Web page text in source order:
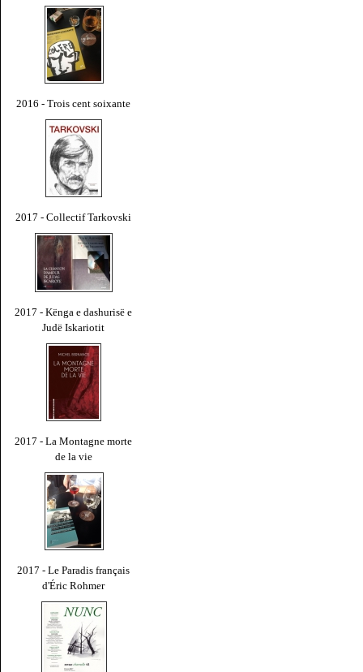
2016 - Trois cent soixante
2017 - Collectif Tarkovski
2017 - Kënga e dashurisë e
Judë Iskariotit
2017 - La Montagne morte
de la vie
2017 - Le Paradis français
d'Éric Rohmer